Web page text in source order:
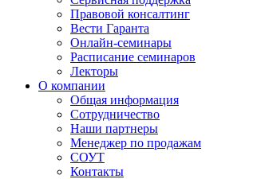
Правовой консалтинг
Вести Гаранта
Онлайн-семинары
Расписание семинаров
Лекторы
О компании
Общая информация
Сотрудничество
Наши партнеры
Менеджер по продажам
СОУТ
Контакты